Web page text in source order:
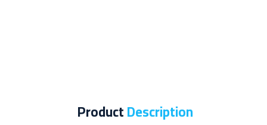
ProductDescription